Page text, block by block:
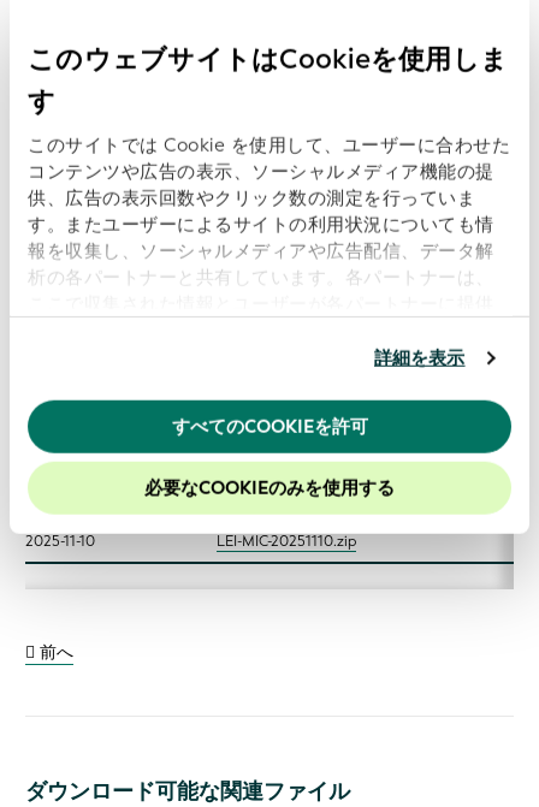
このウェブサイトはCookieを使用しま
す
このサイトでは Cookie を使用して、ユーザーに合わせた
コンテンツや広告の表示、ソーシャルメディア機能の提
供、広告の表示回数やクリック数の測定を行っていま
す。またユーザーによるサイトの利用状況についても情
報を収集し、ソーシャルメディアや広告配信、データ解
析の各パートナーと共有しています。各パートナーは、
用したときに収集した他の情報を組み合わせて使用する
ッキーに同意したことになります。
当社のウェブサイトでのエクスペリエンスを向上させる
ために、Cookieを有効にしておくことをお勧めします。
詳細を表示
すべてのCOOKIEを許可
必要なCOOKIEのみを使用する
2026-07-28 LEI-MIC-20260728.zip
2026-07-13
2026-06-08 LEI-MIC-20260608.zip
2026-05-11 LEI-MIC-20260511.zip
2026-04-13 LEI-MIC-20260413.zip
2026-03-09 LEI-MIC-20260309.zip
2026-01-20 LEI-MIC-20260120.zip
2026-01-12 LEI-MIC-20260112.zip
2025-12-08 LEI-MIC-20251208.zip
2025-11-10 LEI-MIC-20251110.zip
前へ
ダウンロード可能な関連ファイル